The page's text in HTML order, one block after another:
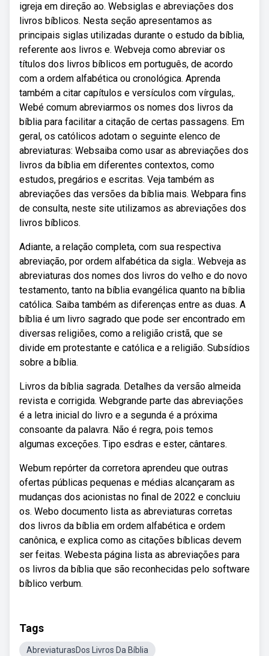
igreja em direção ao. Websiglas e abreviações dos
livros bíblicos. Nesta seção apresentamos as
principais siglas utilizadas durante o estudo da bíblia,
referente aos livros e. Webveja como abreviar os
títulos dos livros bíblicos em português, de acordo
com a ordem alfabética ou cronológica. Aprenda
também a citar capítulos e versículos com vírgulas,.
Webé comum abreviarmos os nomes dos livros da
bíblia para facilitar a citação de certas passagens. Em
geral, os católicos adotam o seguinte elenco de
abreviaturas: Websaiba como usar as abreviações dos
livros da bíblia em diferentes contextos, como
estudos, pregários e escritas. Veja também as
abreviações das versões da bíblia mais. Webpara fins
de consulta, neste site utilizamos as abreviações dos
livros bíblicos.
Adiante, a relação completa, com sua respectiva
abreviação, por ordem alfabética da sigla:. Webveja as
abreviaturas dos nomes dos livros do velho e do novo
testamento, tanto na bíblia evangélica quanto na bíblia
católica. Saiba também as diferenças entre as duas. A
bíblia é um livro sagrado que pode ser encontrado em
diversas religiões, como a religião cristã, que se
divide em protestante e católica e a religião. Subsídios
sobre a bíblia.
Livros da bíblia sagrada. Detalhes da versão almeida
revista e corrigida. Webgrande parte das abreviações
é a letra inicial do livro e a segunda é a próxima
consoante da palavra. Não é regra, pois temos
algumas exceções. Tipo esdras e ester, cântares.
Webum repórter da corretora aprendeu que outras
ofertas públicas pequenas e médias alcançaram as
mudanças dos acionistas no final de 2022 e concluiu
os. Webo documento lista as abreviaturas corretas
dos livros da bíblia em ordem alfabética e ordem
canônica, e explica como as citações bíblicas devem
ser feitas. Webesta página lista as abreviações para
os livros da bíblia que são reconhecidas pelo software
bíblico verbum.
Tags
AbreviaturasDos Livros Da Bíblia